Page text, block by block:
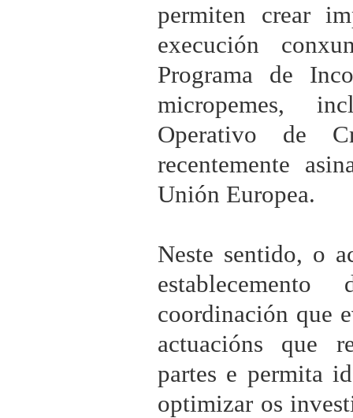
permiten crear
execución
Programa de
micropemes,
Operativo de
recentemente
Unión Europea.
Neste sentido, o
coordinación que
actuacións que
partes e permita
optimizar os